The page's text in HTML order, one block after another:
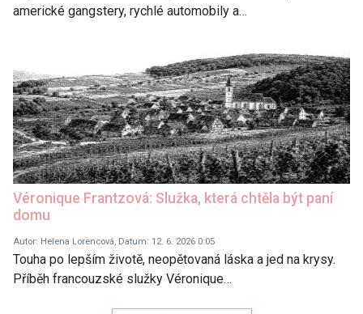
americké gangstery, rychlé automobily a…
Véronique Frantzová: Služka, která chtěla být paní
domu
Autor: Helena Lorencová, Datum: 12. 6. 2026 0:05
Touha po lepším životě, neopětovaná láska a jed na krysy.
Příběh francouzské služky Véronique…